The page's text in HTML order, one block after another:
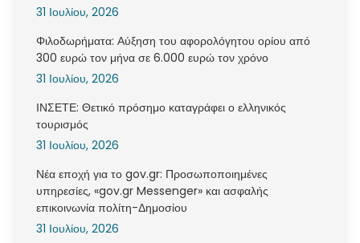
31 Ιουλίου, 2026
Φιλοδωρήματα: Αύξηση του αφορολόγητου ορίου από
300 ευρώ τον μήνα σε 6.000 ευρώ τον χρόνο
31 Ιουλίου, 2026
ΙΝΣΕΤΕ: Θετικό πρόσημο καταγράφει ο ελληνικός
τουρισμός
31 Ιουλίου, 2026
Νέα εποχή για το gov.gr: Προσωποποιημένες
υπηρεσίες, «gov.gr Messenger» και ασφαλής
επικοινωνία πολίτη-Δημοσίου
31 Ιουλίου, 2026